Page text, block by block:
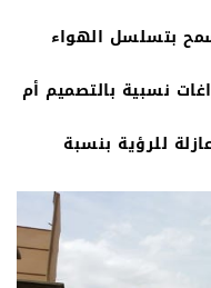
بنسبة 70 % و تسمح بتسلسل الهواء
من فراغات نسبية بالتصميم أم
للرؤية بنسبة
100% و تسمح بمرور الهواء بنسبة 10 % فتصميمها يكون
لمحبي الخصوصية